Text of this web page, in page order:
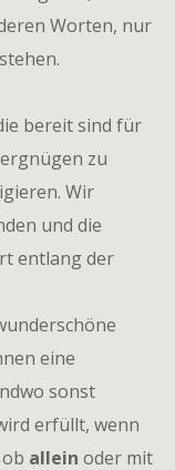
Worten, nur
bereit sind für
zu
Wir
und die
entlang der
eine
sonst
erfüllt, wenn
allein oder mit